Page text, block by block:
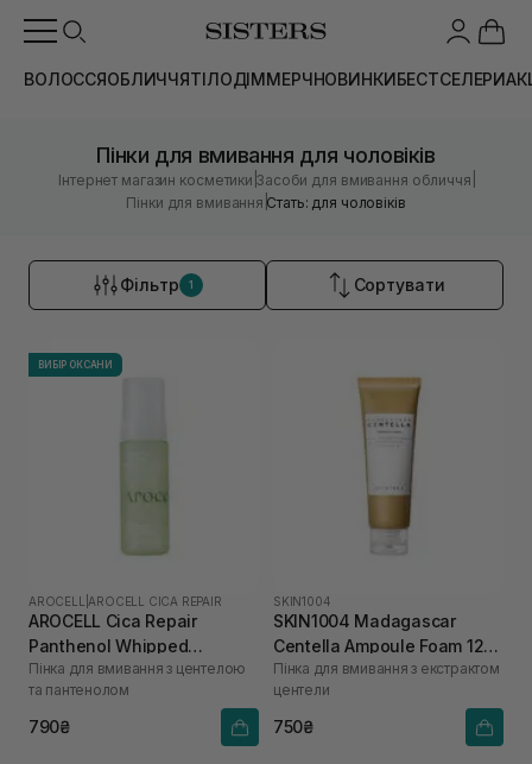
ВОЛОССЯОБЛИЧЧЯТІЛОДІММЕРЧНОВИНКИБЕСТСЕЛЕРИ
Пінки для вмивання для чоловіків
Інтернет магазин косметики Засоби для вмивання обличчя
Пінки для вмивання |Стать: для чоловіків
Фільтр 1 Сортувати
ВИБІР ОКСАНИ
AROCELL AROCELL CICA REPAIR
AROCELL Cica Repair
Panthenol Whipped
Cleanser 160 г
Пінка для вмивання з центелою
та пантенолом
790₴
SKIN1004
SKIN1004 Madagascar
Centella Ampoule Foam 125
мл
Пінка для вмивання з екстрактом
центели
750₴